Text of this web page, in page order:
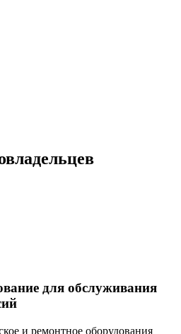
для обслуживания
и ремонтное оборудования